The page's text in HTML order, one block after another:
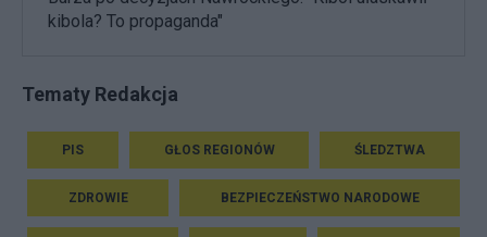
kibola? To propaganda"
Tematy Redakcja
PIS GŁOS REGIONÓW ŚLEDZTWA
ZDROWIE BEZPIECZEŃSTWO NARODOWE